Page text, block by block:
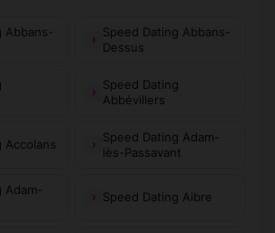
Speed Dating Abbans-
Dessus
Speed Dating
Abbévillers
Accolans
Speed Dating Adam-
lès-Passavant
Speed Dating Aibre